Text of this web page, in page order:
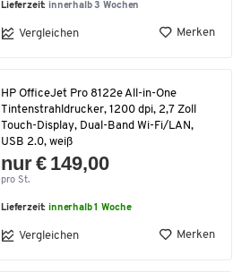
Lieferzeit: innerhalb 3 Wochen
Vergleichen Merken
HP OfficeJet Pro 8122e All-in-One
Tintenstrahldrucker, 1200 dpi, 2,7 Zoll
Touch-Display, Dual-Band Wi-Fi/LAN,
USB 2.0, weiß
nur € 149,00
pro St.
Lieferzeit:innerhalb 1 Woche
Vergleichen Merken